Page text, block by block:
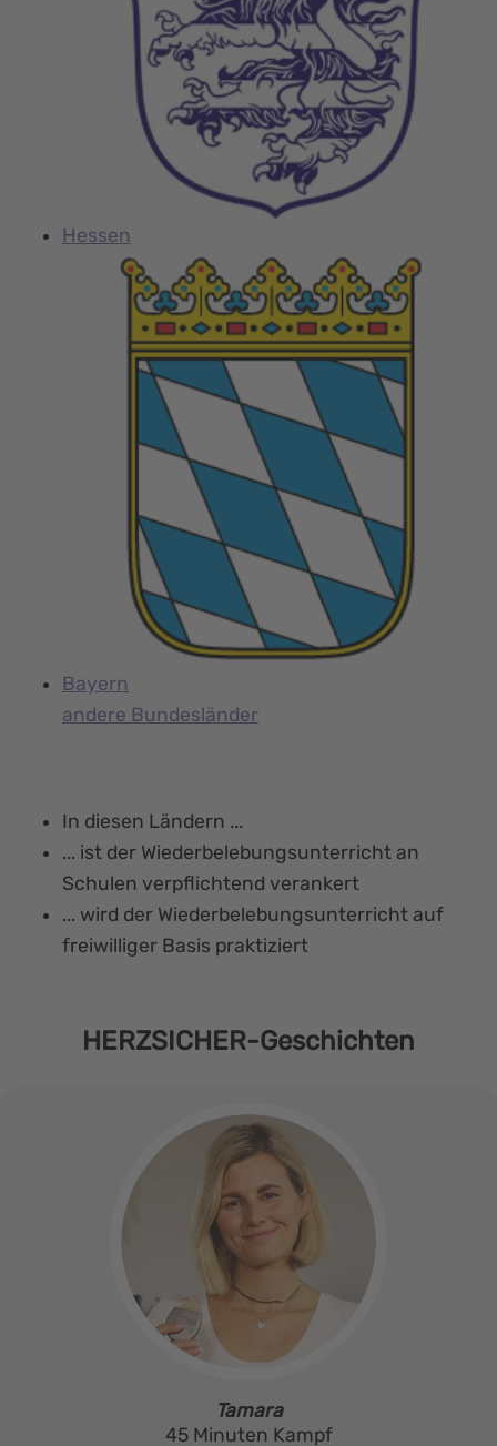
Hessen
Bayern
andere Bundesländer
In diesen Ländern ...
... ist der Wiederbelebungs­unterricht an
Schulen verpflichtend verankert
... wird der Wiederbelebungs­unterricht auf
freiwilliger Basis praktiziert
HERZSICHER-Geschichten
Tamara
45 Minuten Kampf